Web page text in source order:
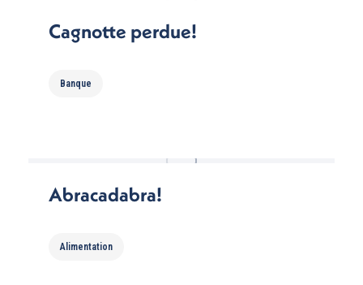
Cagnotte perdue!
Banque
Abracadabra!
Alimentation